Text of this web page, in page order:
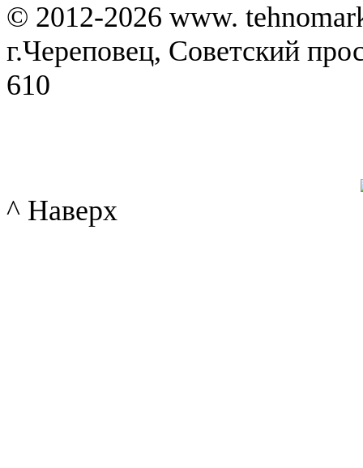
© 2012-2026 www.
г.Череповец, Советский
610
^ Наверх